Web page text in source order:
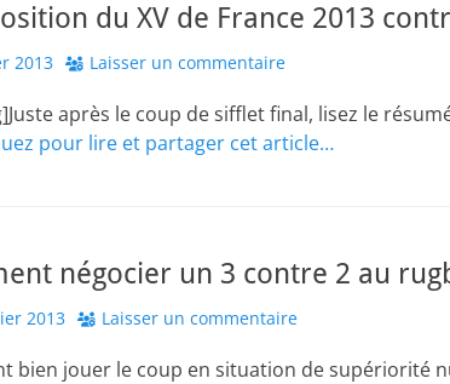
du XV de France 2013
2013 Laisser un commentaire
après le coup de sifflet final, lisez le
pour lire et partager cet article…
négocier un 3 contre 2 au
2013 Laisser un commentaire
bien jouer le coup en situation de supériorité